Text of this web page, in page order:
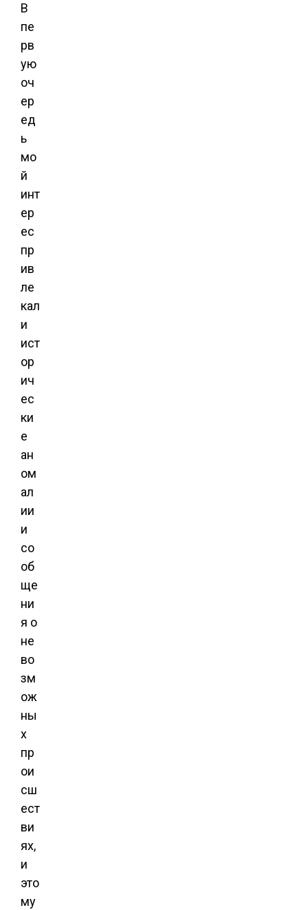
В
пе
рв
ую
оч
ер
ед
ь
мо
й
инт
ер
ес
пр
ив
ле
кал
и
ист
ор
ич
ес
ки
е
ан
ом
ал
ии
и
со
об
ще
ни
я о
не
во
зм
ож
ны
х
пр
ои
сш
ест
ви
ях,
и
это
му